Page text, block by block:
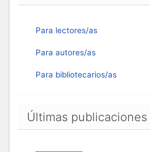
Para lectores/as
Para autores/as
Para bibliotecarios/as
Últimas publicaciones